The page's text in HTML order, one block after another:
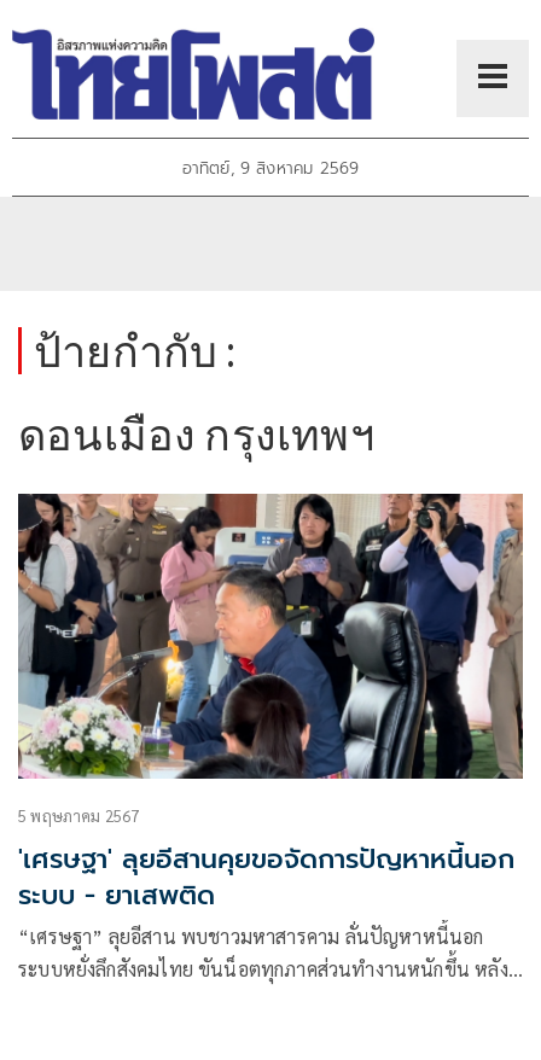
อาทิตย์, 9 สิงหาคม 2569
ป้ายกำกับ :
ดอนเมือง กรุงเทพฯ
5 พฤษภาคม 2567
'เศรษฐา' ลุยอีสานคุยขอจัดการปัญหาหนี้นอก
ระบบ - ยาเสพติด
“เศรษฐา” ลุยอีสาน พบชาวมหาสารคาม ลั่นปัญหาหนี้นอก
ระบบหยั่งลึกสังคมไทย ขันน็อตทุกภาคส่วนทำงานหนักขึ้น หลัง